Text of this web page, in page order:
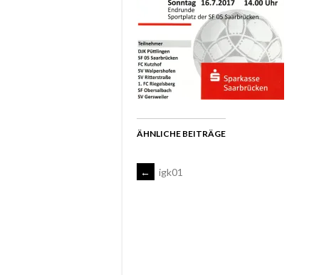
ÄHNLICHE BEITRÄGE
ARTIKEL-
← igk01